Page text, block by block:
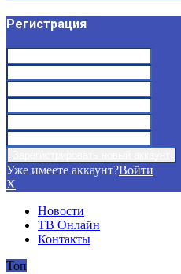
Регистрация
Уже имеете аккаунт?Войти
X
Новости
ТВ Онлайн
Контакты
Топ